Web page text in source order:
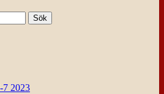
7 2023